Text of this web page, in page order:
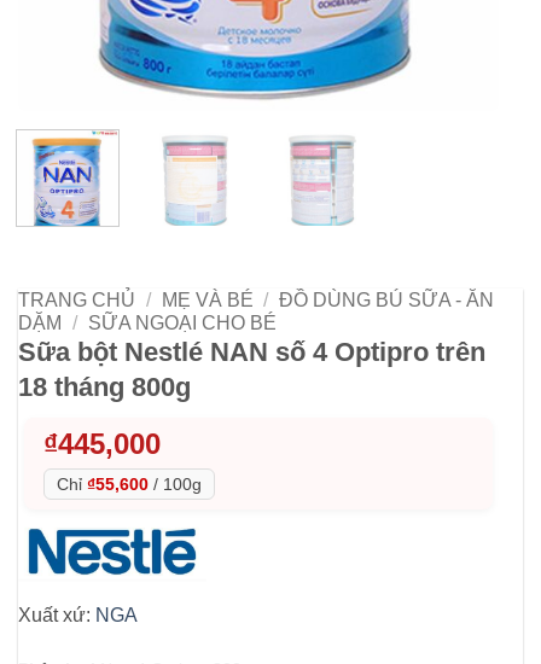
TRANG CHỦ / MẸ VÀ BÉ / ĐỒ DÙNG BÚ SỮA - ĂN
DẶM
/ SỮA NGOẠI CHO BÉ
Sữa bột Nestlé NAN số 4 Optipro trên
18 tháng 800g
₫445,000
Chỉ ₫55,600 / 100g
Xuất xứ: NGA